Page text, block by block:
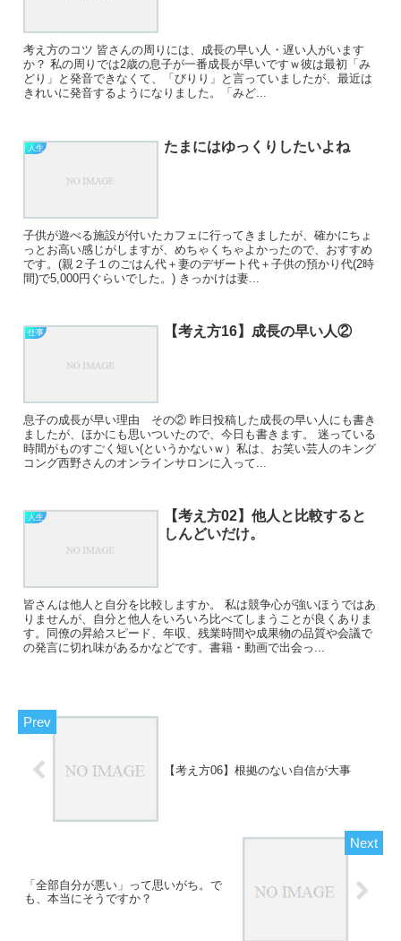
考え方のコツ 皆さんの周りには、成長の早い人・遅い人がいます
か？ 私の周りでは2歳の息子が一番成長が早いですｗ彼は最初「み
どり」と発音できなくて、「びりり」と言っていましたが、最近は
きれいに発音するようになりました。「みど...
人生 たまにはゆっくりしたいよね
子供が遊べる施設が付いたカフェに行ってきましたが、確かにちょ
っとお高い感じがしますが、めちゃくちゃよかったので、おすすめ
です。(親２子１のごはん代＋妻のデザート代＋子供の預かり代(2時
間)で5,000円ぐらいでした。) きっかけは妻...
仕事 【考え方16】成長の早い人②
息子の成長が早い理由 その② 昨日投稿した成長の早い人にも書き
ましたが、ほかにも思いついたので、今日も書きます。 迷っている
時間がものすごく短い(というかないｗ）私は、お笑い芸人のキング
コング西野さんのオンラインサロンに入って...
人生
【考え方02】他人と比較すると
しんどいだけ。
皆さんは他人と自分を比較しますか。 私は競争心が強いほうではあ
りませんが、自分と他人をいろいろ比べてしまうことが良くありま
す。同僚の昇給スピード、年収、残業時間や成果物の品質や会議で
の発言に切れ味があるかなどです。書籍・動画で出会っ...
【考え方06】根拠のない自信が大事
「全部自分が悪い」って思いがち。で
も、本当にそうですか？